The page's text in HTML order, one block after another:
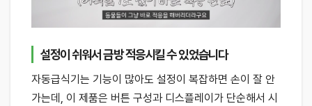
설정이 쉬워서 금방 적응시킬 수 있었습니다
자동급식기는 기능이 많아도 설정이 복잡하면 손이 잘 안
가는데, 이 제품은 버튼 구성과 디스플레이가 단순해서 시